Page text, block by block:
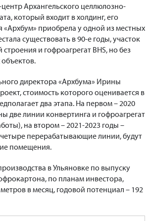
Архангельского целлюлозно-
который входит в холдинг, его
«Архбум» приобрела у одной из местных
существовать в 90-е годы, участок
и гофроагрегат BHS, но без
директора «Архбума» Ирины
стоимость которого оценивается в
два этапа. На первом – 2020
две линии конвертинга и гофроагрегат
на втором – 2021-2023 годы –
перерабатывающие линии, будут
помещения.
в Ульяновке по выпуску
по планам инвестора,
в месяц, годовой потенциал – 192